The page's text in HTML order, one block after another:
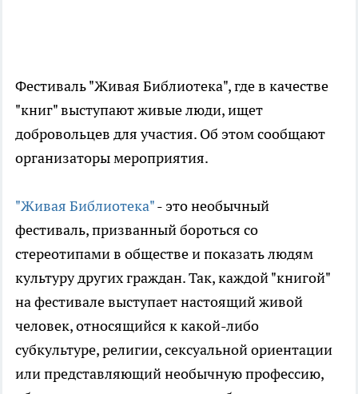
Фестиваль "Живая Библиотека", где в качестве
"книг" выступают живые люди, ищет
добровольцев для участия. Об этом сообщают
организаторы мероприятия.
"Живая Библиотека"- это необычный
фестиваль, призванный бороться со
стереотипами в обществе и показать людям
культуру других граждан. Так, каждой "книгой"
на фестивале выступает настоящий живой
человек, относящийся к какой-либо
субкультуре, религии, сексуальной ориентации
или представляющий необычную профессию,